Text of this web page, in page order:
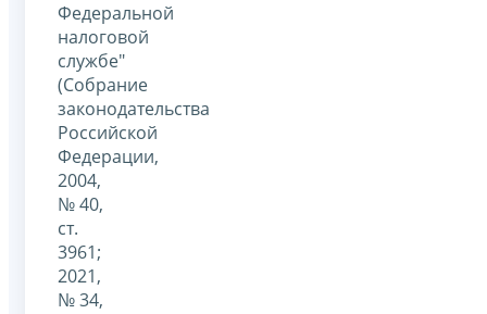
Федеральной
налоговой
службе"
(Собрание
законодательства
Российской
Федерации,
2004,
№ 40,
ст.
3961;
2021,
№ 34,